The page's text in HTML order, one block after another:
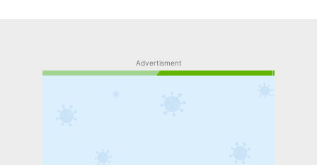
Advertisment